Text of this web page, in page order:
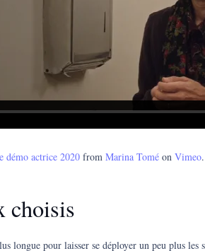
démo actrice 2020 fromMarina Tomé onVimeo.
choisis
longue pour laisser se déployer un peu plus